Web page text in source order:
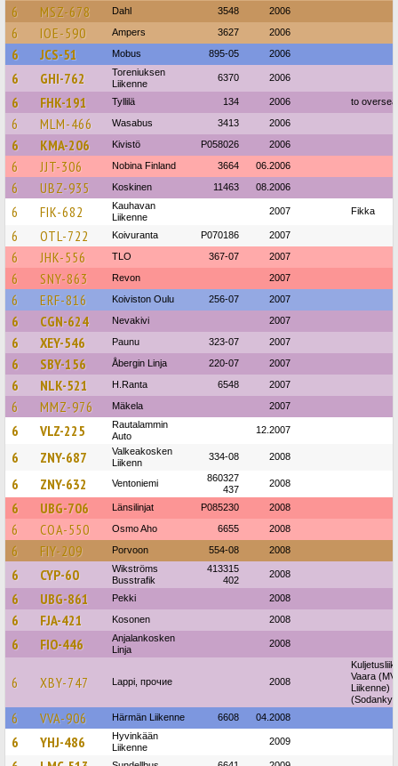
6 MSZ-678 Dahl 3548 2006
6 IOE-590 Ampers 3627 2006
6 JCS-51 Mobus 895-05 2006
6 GHI-762
Toreniuksen
Liikenne
6370 2006
6 FHK-191 Tyllilä 134 2006 to
6 MLM-466 Wasabus 3413 2006
6 KMA-206 Kivistö P058026 2006
6 JJT-306 Nobina Finland 3664 06.2006
6 UBZ-935 Koskinen 11463 08.2006
6 FIK-682
Kauhavan
Liikenne
2007 Fikka
6 OTL-722 Koivuranta P070186 2007
6 JHK-556 TLO 367-07 2007
6 SNY-863 Revon 2007
6 ERF-816 Koiviston Oulu 256-07 2007
6 CGN-624 Nevakivi 2007
6 XEY-546 Paunu 323-07 2007
6 SBY-156 Åbergin Linja 220-07 2007
6 NLK-521 H.Ranta 6548 2007
6 MMZ-976 Mäkela 2007
6 VLZ-225
Rautalammin
Auto
12.2007
6 ZNY-687
Valkeakosken
Liikenn
334-08 2008
6 ZNY-632 Ventoniemi
860327
437
2008
6 UBG-706 Länsilinjat P085230 2008
6 COA-550 Osmo Aho 6655 2008
6 FIY-209 Porvoon 554-08 2008
6 CYP-60
Wikströms
Busstrafik
413315
402
2008
6 UBG-861 Pekki 2008
6 FJA-421 Kosonen 2008
6 FIO-446
Anjalankosken
Linja
2008
6 XBY-747 Lappi, прочие 2008
Vaara (MV-
Liikenne)
6 VVA-906 Härmän Liikenne 6608 04.2008
6 YHJ-486
Hyvinkään
Liikenne
2009